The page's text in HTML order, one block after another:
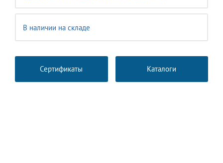
В наличии на складе
Сертификаты Каталоги